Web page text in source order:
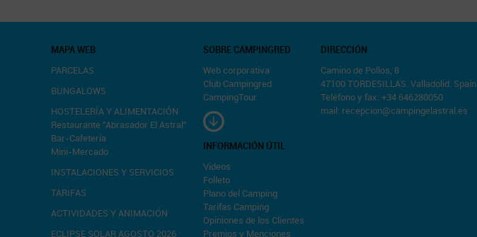
MAPA WEB
PARCELAS
BUNGALOWS
HOSTELERÍA Y ALIMENTACIÓN
Restaurante "Abrasador El Astral"
Bar-Cafetería
Mini-Mercado
INSTALACIONES Y SERVICIOS
TARIFAS
ACTIVIDADES Y ANIMACIÓN
ECLIPSE SOLAR AGOSTO 2026
SOBRE CAMPINGRED
Web corporativa
Club Campingred
CampingTour
INFORMACIÓN ÚTIL
Videos
Folleto
Plano del Camping
Tarifas Camping
Opiniones de los Clientes
Premios y Menciones
DIRECCIÓN
Camino de Pollos, 8
47100 TORDESILLAS. Valladolid. Spain
Teléfono y fax: +34 646280050
mail: recepcion@campingelastral.es